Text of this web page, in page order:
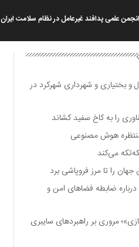
انجمن علمی پدافند غیرعامل در نظام سلامت ایران
و بختیاری و شهرداری شهرکرد در
را به کاخ سفید کشاند
هوش مصنوعی
می‌کند
را تا مرز فروپاشی برد
ضابطه فضا‌های امن و
مروری بر راهبرد‌های سایبری